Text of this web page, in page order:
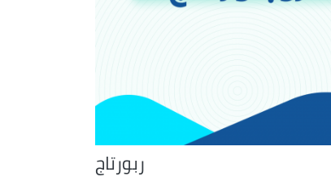
ربورتاج